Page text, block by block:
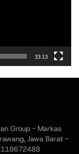
33:13
Group - Markas
Jawa Barat -